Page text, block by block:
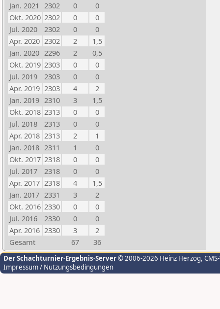
Jan. 2021 2302 0
0
Okt. 2020 2302 0
0
Jul. 2020
2302 0
0
Apr. 2020 2302 2
1,5
Jan. 2020 2296 2
0,5
Okt. 2019 2303 0
0
Jul. 2019
2303 0
0
Apr. 2019 2303 4
2
Jan. 2019 2310 3
1,5
Okt. 2018 2313 0
0
Jul. 2018
2313 0
0
Apr. 2018 2313 2
1
Jan. 2018 2311 1
0
Okt. 2017 2318 0
0
Jul. 2017
2318 0
0
Apr. 2017 2318 4
1,5
Jan. 2017 2331 3
2
Okt. 2016 2330 0
0
Jul. 2016
2330 0
0
Apr. 2016 2330 3
2
Gesamt
67 36
Der Schachturnier-Ergebnis-Server© 2006-2026 Heinz Herzog,
Impressum / Nutzungsbedingungen